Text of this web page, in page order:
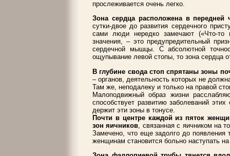
прослеживается очень легко.
Зона сердца расположена в передней
сутки-двое до развития сердечного
сами люди нередко замечают («Что-то
значения, – это предупредительный
сердечной мышцы. С абсолютной
ощупывание левой стопы, то зона сердца
В глубине свода стоп спрятаны зоны
– органов, деятельность которых не
Там же, неподалеку и только на правой
Малоподвижный образ жизни
способствует развитию заболеваний
держит эти зоны в тонусе.
Почти в центре каждой из пяток
зон яичников , связанная с яичником на
Замечено, что еще задолго до появления
женщинам становится больно наступать на